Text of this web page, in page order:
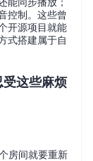
控制。这些曾
开源项目就能
式搭建属于自
这些麻烦
房间就要重新